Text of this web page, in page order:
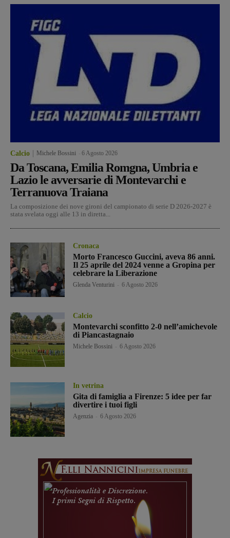
Calcio Michele Bossini 6 Agosto 2026
Da Toscana, Emilia Romgna, Umbria e
Lazio le avversarie di Montevarchi e
Terranuova Traiana
La composizione dei nove gironi del campionato di serie D 2026-2027 è
stata svelata oggi alle 13 in diretta...
Cronaca
Morto Francesco Guccini, aveva 86 anni.
Il 25 aprile del 2024 venne a Gropina per
celebrare la Liberazione
Glenda Venturini 6 Agosto 2026
Calcio
Montevarchi sconfitto 2-0 nell’amichevole
di Piancastagnaio
Michele Bossini 6 Agosto 2026
In vetrina
Gita di famiglia a Firenze: 5 idee per far
divertire i tuoi figli
Agenzia 6 Agosto 2026